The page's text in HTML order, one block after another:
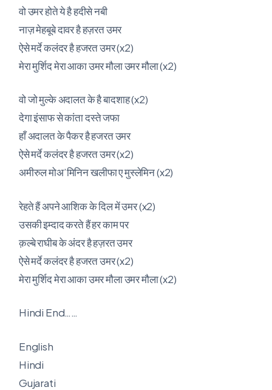
वो उमर होते ये है हदीसे नबी
नाज़ मेहबूबे दावर है हज़रत उमर
ऐसे मर्दे कलंदर है हजरत उमर (x2)
मेरा मुर्शिद मेरा आका उमर मौला उमर मौला (x2)
वो जो मुल्के अदालत के है बादशाह (x2)
देगा इंसाफ से कांता दस्ते जफा
हाँ अदालत के पैकर है हजरत उमर
ऐसे मर्दे कलंदर है हजरत उमर (x2)
अमीरुल मोअ’मिनिन खलीफा ए मुस्लेमिन (x2)
रेहते हैं अपने आशिक के दिल में उमर (x2)
उसकी इम्दाद करते हैं हर काम पर
क़ल्बे राघीब के अंदर है हज़रत उमर
ऐसे मर्दे कलंदर है हजरत उमर (x2)
मेरा मुर्शिद मेरा आका उमर मौला उमर मौला (x2)
Hindi End……
English
Hindi
Gujarati